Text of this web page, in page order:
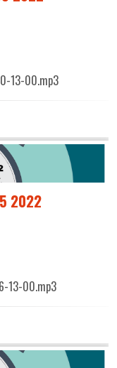
13-00.mp3
2022
13-00.mp3